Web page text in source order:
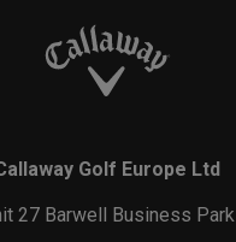
Golf Europe Ltd
27 Barwell Business Park